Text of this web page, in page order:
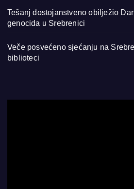
Tešanj dostojanstveno obilježio
genocida u Srebrenici
Veče posvećeno sjećanju na
biblioteci